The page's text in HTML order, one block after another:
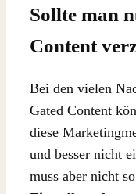
Sollte man
Content
Bei den vielen
Gated Content
diese
und besser nicht
muss aber nicht